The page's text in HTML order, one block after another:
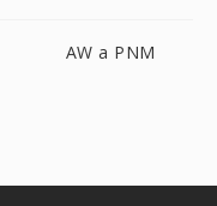
AW a PNM